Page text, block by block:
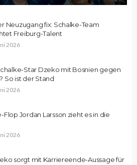
Neuzugang fix: Schalke-Team
Freiburg-Talent
2026
Star Dzeko mit Bosnien gegen
So ist der Stand
2026
Flop Jordan Larsson zieht es in die
2026
sorgt mit Karriereende-Aussage für